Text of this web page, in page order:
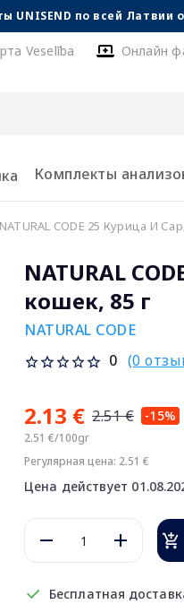
UNISEND по всей Латвии
Veselība Онлайн
Комплекты
NATURAL CODE 25 Курица И
NATURAL
кошек, 85 г
NATURAL CODE
0 (0
2.13 € 2.51 € -15%
2.51 €/100gr
Регулярная цена: 2.51 €
Цена действует
Бесплатная